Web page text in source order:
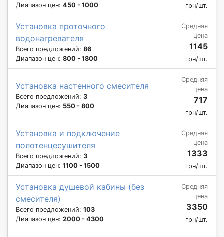
Диапазон цен: 450 - 1000 грн/шт.
Установка проточного
водонагревателя
Всего предложений: 86
Диапазон цен: 800 - 1800
Средняя
цена
1145
грн/шт.
Установка настенного смесителя
Всего предложений: 3
Диапазон цен: 550 - 800
Средняя
цена
717
грн/шт.
Установка и подключение
полотенцесушителя
Всего предложений: 3
Диапазон цен: 1100 - 1500
Средняя
цена
1333
грн/шт.
Установка душевой кабины (без
смесителя)
Всего предложений: 103
Диапазон цен: 2000 - 4300
Средняя
цена
3350
грн/шт.